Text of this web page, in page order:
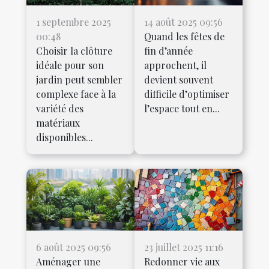
1 septembre 2025
00:48
Choisir la clôture
idéale pour son
jardin peut sembler
complexe face à la
variété des
matériaux
disponibles...
14 août 2025 09:56
Quand les fêtes de
fin d’année
approchent, il
devient souvent
difficile d’optimiser
l’espace tout en...
6 août 2025 09:56
Aménager une
23 juillet 2025 11:16
Redonner vie aux